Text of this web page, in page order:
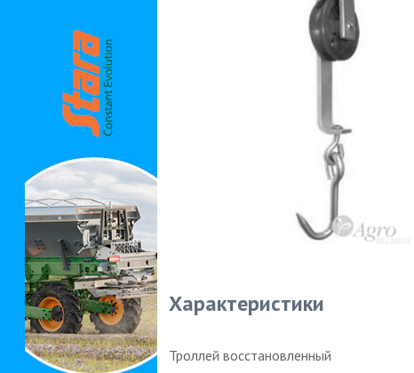
Характеристики
Троллей восстановленный